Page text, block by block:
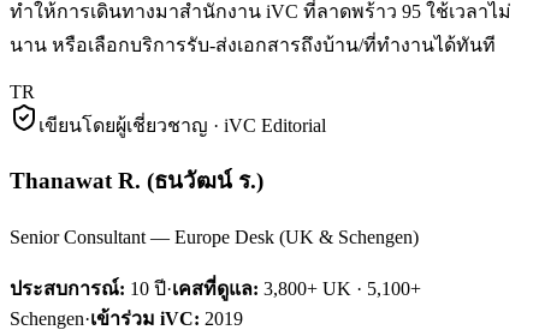
ทำให้การเดินทางมาสำนักงาน iVC ที่ลาดพร้าว 95 ใช้เวลาไม่
นาน หรือเลือกบริการรับ-ส่งเอกสารถึงบ้าน/ที่ทำงานได้ทันที
TR
เขียนโดยผู้เชี่ยวชาญ · iVC Editorial
Thanawat R. (ธนวัฒน์ ร.)
Senior Consultant — Europe Desk (UK & Schengen)
ประสบการณ์: 10 ปี·เคสที่ดูแล: 3,800+ UK · 5,100+
Schengen·เข้าร่วม iVC: 2019